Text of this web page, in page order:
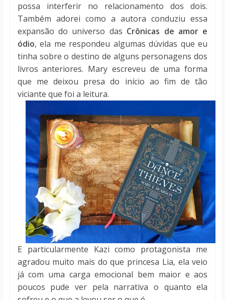
possa interferir no relacionamento dos dois.
Também adorei como a autora conduziu essa
expansão do universo das Crônicas de amor e
ódio, ela me respondeu algumas dúvidas que eu
tinha sobre o destino de alguns personagens dos
livros anteriores. Mary escreveu de uma forma
que me deixou presa do início ao fim de tão
viciante que foi a leitura.
E particularmente Kazi como protagonista me
agradou muito mais do que princesa Lia, ela veio
já com uma carga emocional bem maior e aos
poucos pude ver pela narrativa o quanto ela